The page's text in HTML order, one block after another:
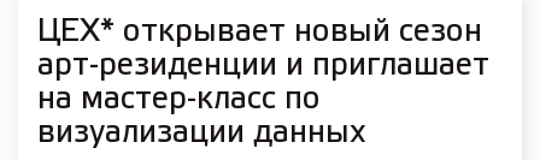
ЦЕХ* открывает новый сезон
арт-резиденции и приглашает
на мастер-класс по
визуализации данных